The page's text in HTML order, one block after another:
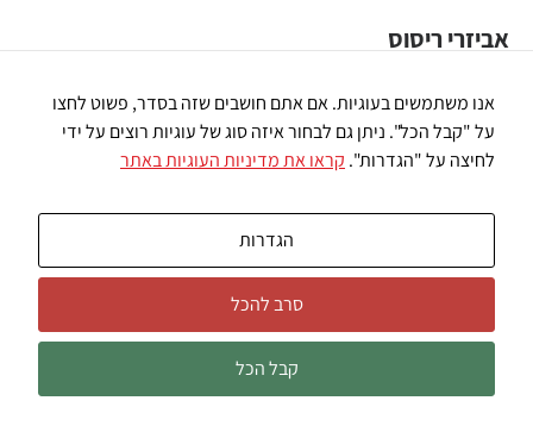
אביזרי ריסוס
פומיות ריסוס
רובי ריסוס
חיבורי פלסטיק
© כל הזכויות שמורות למרססי רז |מפת אתר
Webdesign:Pixieweb
אנו משתמשים בעוגיות. אם אתם חושבים שזה בסדר, פשוט לחצו
על "קבל הכל". ניתן גם לבחור איזה סוג של עוגיות רוצים על ידי
לחיצה על "הגדרות". קראו את מדיניות העוגיות באתר
הגדרות
סרב להכל
קבל הכל